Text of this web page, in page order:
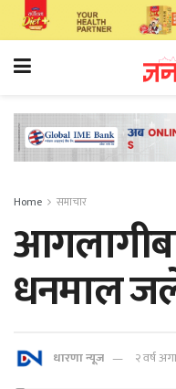
Home समाचार
धनमाल
धारणा न्यूज २ वर्ष